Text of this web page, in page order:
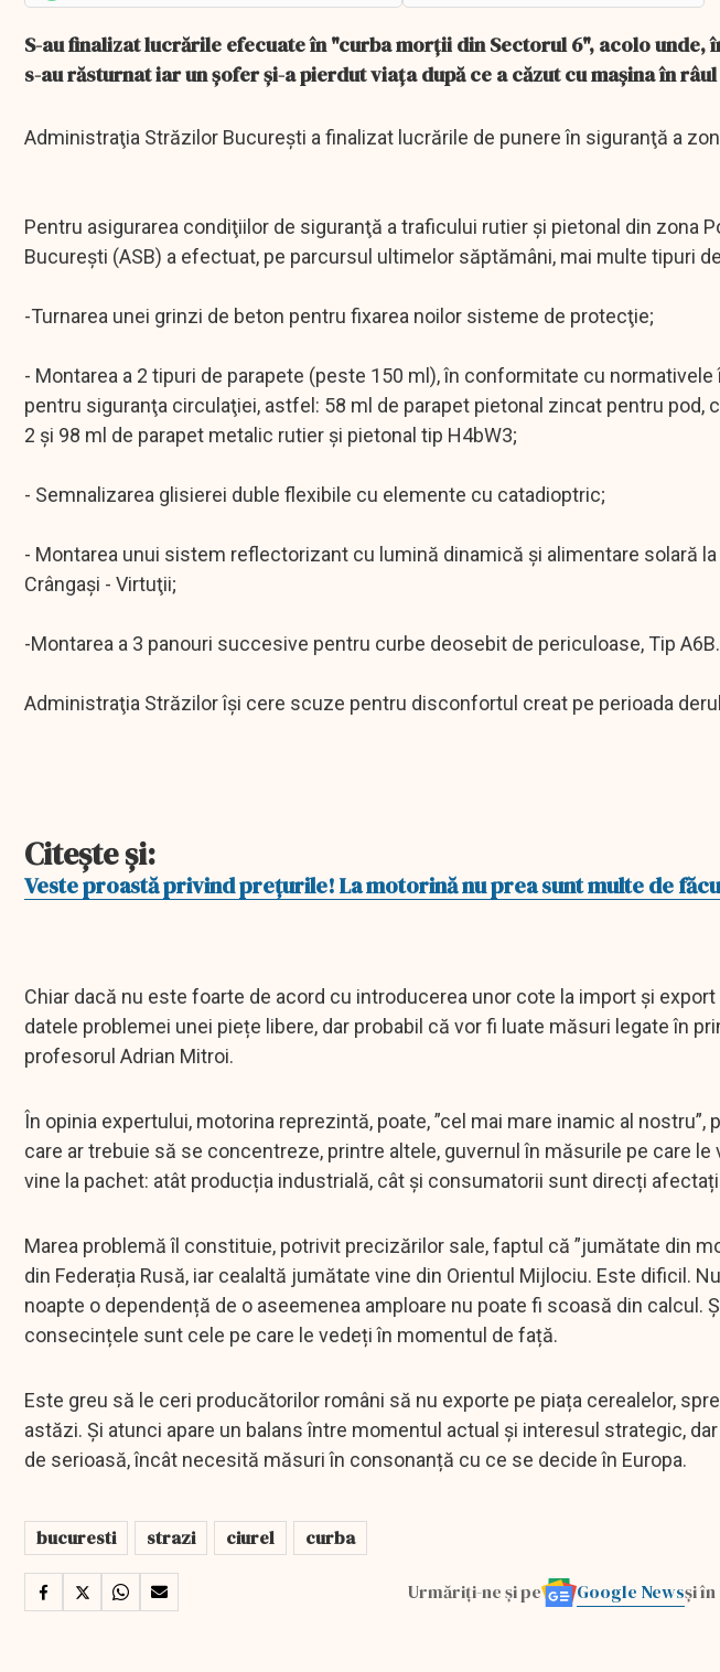
S-au finalizat lucrările efecuate în "curba morţii din Sectorul 6", acolo unde,
s-au răsturnat iar un şofer şi-a pierdut viaţa după ce a căzut cu maşina în
Administraţia Străzilor Bucureşti a finalizat lucrările de punere în siguranţă a
Pentru asigurarea condiţiilor de siguranţă a traficului rutier şi pietonal din zona
Bucureşti (ASB) a efectuat, pe parcursul ultimelor săptămâni, mai multe tipuri
-Turnarea unei grinzi de beton pentru fixarea noilor sisteme de protecţie;
- Montarea a 2 tipuri de parapete (peste 150 ml), în conformitate cu
pentru siguranţa circulaţiei, astfel: 58 ml de parapet pietonal zincat pentru pod,
2 şi 98 ml de parapet metalic rutier şi pietonal tip H4bW3;
- Semnalizarea glisierei duble flexibile cu elemente cu catadioptric;
- Montarea unui sistem reflectorizant cu lumină dinamică şi alimentare solară
Crângaşi - Virtuţii;
-Montarea a 3 panouri succesive pentru curbe deosebit de periculoase, Tip A6B.
Administraţia Străzilor îşi cere scuze pentru disconfortul creat pe perioada
Citeşte şi:
Veste proastă privind prețurile! La motorină nu prea sunt multe de
Chiar dacă nu este foarte de acord cu introducerea unor cote la import și
datele problemei unei piețe libere, dar probabil că vor fi luate măsuri legate în
profesorul Adrian Mitroi.
În opinia expertului, motorina reprezintă, poate, ”cel mai mare inamic al
care ar trebuie să se concentreze, printre altele, guvernul în măsurile pe care le
vine la pachet: atât producția industrială, cât și consumatorii sunt direcți
Marea problemă îl constituie, potrivit precizărilor sale, faptul că ”jumătate din
din Federația Rusă, iar cealaltă jumătate vine din Orientul Mijlociu. Este dificil.
noapte o dependență de o aseemenea amploare nu poate fi scoasă din calcul.
consecințele sunt cele pe care le vedeți în momentul de față.
Este greu să le ceri producătorilor români să nu exporte pe piața cerealelor,
astăzi. Și atunci apare un balans între momentul actual și interesul strategic,
de serioasă, încât necesită măsuri în consonanță cu ce se decide în Europa.
bucuresti strazi ciurel curba
Urmăriți-ne și pe Google Newsși